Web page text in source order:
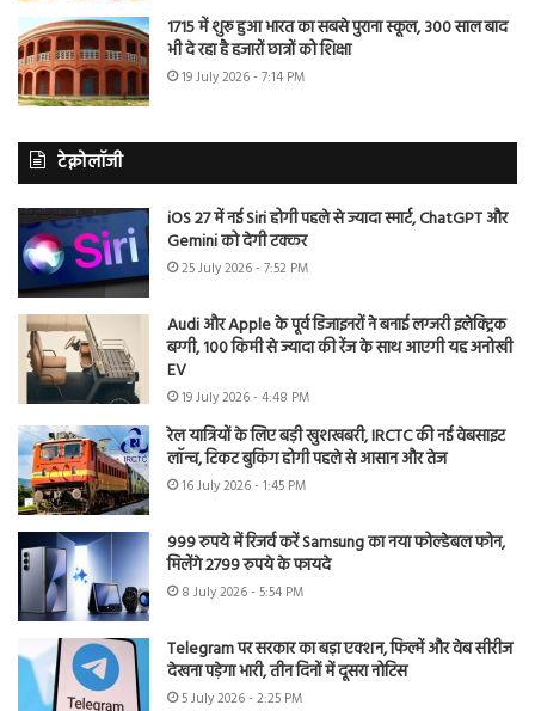
1715 में शुरू हुआ भारत का सबसे पुराना स्कूल, 300 साल बाद
भी दे रहा है हजारों छात्रों को शिक्षा
19 July 2026 - 7:14 PM
टेक्नोलॉजी
iOS 27 में नई Siri होगी पहले से ज्यादा स्मार्ट, ChatGPT और
Gemini को देगी टक्कर
25 July 2026 - 7:52 PM
Audi और Apple के पूर्व डिजाइनरों ने बनाई लग्जरी इलेक्ट्रिक
बग्गी, 100 किमी से ज्यादा की रेंज के साथ आएगी यह अनोखी
EV
19 July 2026 - 4:48 PM
रेल यात्रियों के लिए बड़ी खुशखबरी, IRCTC की नई वेबसाइट
लॉन्च, टिकट बुकिंग होगी पहले से आसान और तेज
16 July 2026 - 1:45 PM
999 रुपये में रिजर्व करें Samsung का नया फोल्डेबल फोन,
मिलेंगे 2799 रुपये के फायदे
8 July 2026 - 5:54 PM
Telegram पर सरकार का बड़ा एक्शन, फिल्में और वेब सीरीज
देखना पड़ेगा भारी, तीन दिनों में दूसरा नोटिस
5 July 2026 - 2:25 PM